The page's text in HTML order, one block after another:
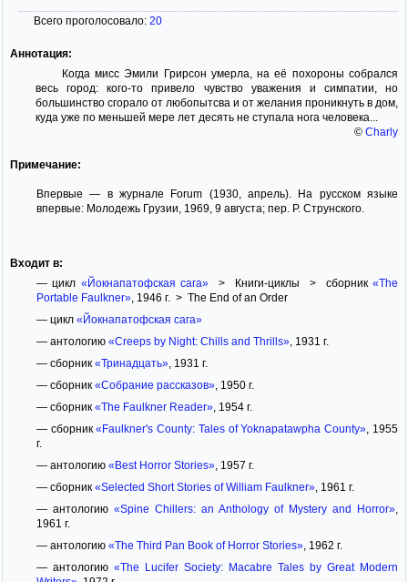
Всего проголосовало: 20
Аннотация:
Когда мисс Эмили Грирсон умерла, на её похороны собрался
весь город: кого-то привело чувство уважения и симпатии, но
большинство сгорало от любопытсва и от желания проникнуть в дом,
куда уже по меньшей мере лет десять не ступала нога человека...
© Charly
Примечание:
Впервые — в журнале Forum (1930, апрель). На русском языке
впервые: Молодежь Грузии, 1969, 9 августа; пер. Р. Струнского.
Входит в:
— цикл «Йокнапатофская сага» > Книги-циклы > сборник«The
Portable Faulkner», 1946 г. > The End of an Order
— цикл «Йокнапатофская сага»
— антологию «Creeps by Night: Chills and Thrills», 1931 г.
— сборник «Тринадцать», 1931 г.
— сборник «Собрание рассказов», 1950 г.
— сборник «The Faulkner Reader», 1954 г.
— сборник«Faulkner's County: Tales of Yoknapatawpha County» , 1955
г.
— антологию «Best Horror Stories», 1957 г.
— сборник «Selected Short Stories of William Faulkner», 1961 г.
— антологию «Spine Chillers: an Anthology of Mystery and Horror»
1961 г.
— антологию «The Third Pan Book of Horror Stories», 1962 г.
— антологию «The Lucifer Society: Macabre Tales by Great Modern